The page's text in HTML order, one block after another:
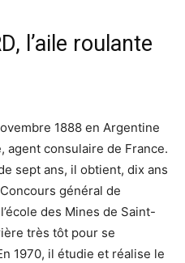
l’aile roulante
1888 en Argentine
agent consulaire de France.
sept ans, il obtient, dix ans
général de
des Mines de Saint-
très tôt pour se
1970, il étudie et réalise le